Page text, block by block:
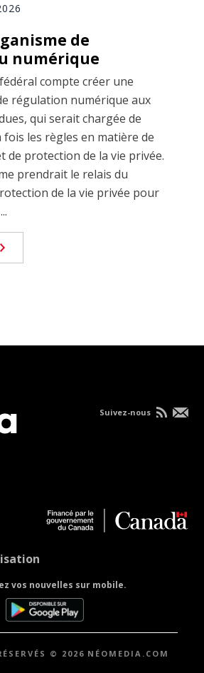
de
numérique
compte créer une
régulation numérique aux
qui serait chargée de
les règles en matière de
de protection de la vie privée.
prendrait le relais du
de la vie privée pour
vos nouvelles sur mobile.
Suivez-nous
© 2026 NÉOMEDIA.COM